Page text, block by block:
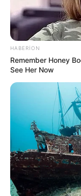
95
17:59 / 05 Avqust
Buz kimi
–
HABERION
Remember Honey
See Her Now